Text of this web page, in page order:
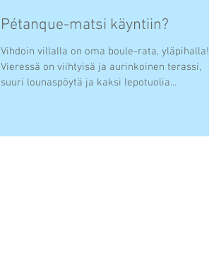
Pétanque-matsi käyntiin?
Vihdoin villalla on oma boule-rata, yläpihalla!
Vieressä on viihtyisä ja aurinkoinen terassi,
suuri lounaspöytä ja kaksi lepotuolia...